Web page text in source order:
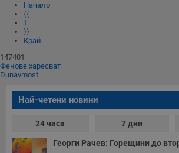
Начало
⟨⟨
1
⟩⟩
Край
147401
Фенове харесват
Dunavmost
Най-четени новини
24 часа 7 дни
Георги Рачев: Горещини до